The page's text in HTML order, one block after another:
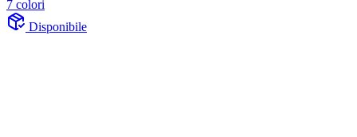
7 colori
Disponibile